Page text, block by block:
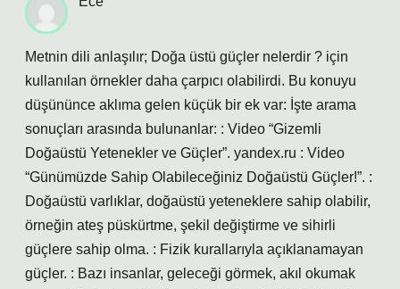
Metnin dili anlaşılır; Doğa üstü güçler nelerdir ? için
kullanılan örnekler daha çarpıcı olabilirdi. Bu konuyu
düşününce aklıma gelen küçük bir ek var: İşte arama
sonuçları arasında bulunanlar: : Video “Gizemli
Doğaüstü Yetenekler ve Güçler”. yandex.ru : Video
“Günümüzde Sahip Olabileceğiniz Doğaüstü Güçler!”. :
Doğaüstü varlıklar, doğaüstü yeteneklere sahip olabilir,
örneğin ateş püskürtme, şekil değiştirme ve sihirli
güçlere sahip olma. : Fizik kurallarıyla açıklanamayan
güçler. : Bazı insanlar, geleceği görmek, akıl okumak